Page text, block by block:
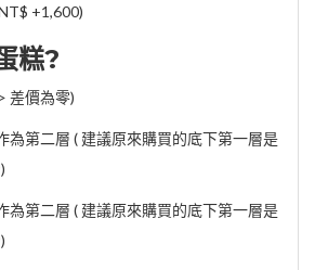
+1,600)
糕?
差價為零)
為第二層 ( 建議原來購買的底下第一層是
)
為第二層 ( 建議原來購買的底下第一層是
)